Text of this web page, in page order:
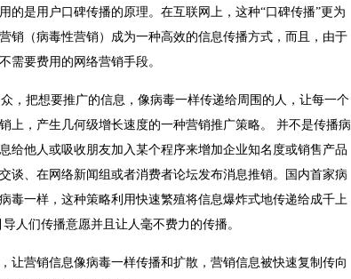
的是用户口碑传播的原理。在互联网上，这种“口碑传播”更为
销（病毒性营销）成为一种高效的信息传播方式，而且，由于
需要费用的网络营销手段。
，把想要推广的信息，像病毒一样传递给周围的人，让每一个
上，产生几何级增长速度的一种营销推广策略。 并不是传播病
给他人或吸收朋友加入某个程序来增加企业知名度或销售产品
谈、在网络新闻组或者消费者论坛发布消息推销。国内首家病
毒一样，这种策略利用快速繁殖将信息爆炸式地传递给成千上
人们传播意愿并且让人毫不费力的传播。
让营销信息像病毒一样传播和扩散，营销信息被快速复制传向